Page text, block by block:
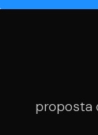
proposta